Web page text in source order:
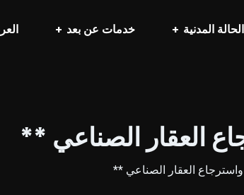
الحالة المدنية خدمات عن بعد
العقار الصناعي **
العقار الصناعي **